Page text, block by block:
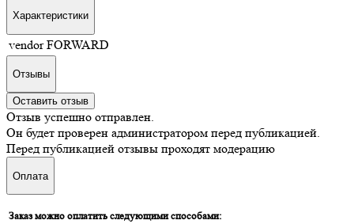
Характеристики
vendor FORWARD
Отзывы
Оставить отзыв
Отзыв успешно отправлен.
Он будет проверен администратором перед публикацией.
Перед публикацией отзывы проходят модерацию
Оплата
Заказ можно оплатить следующими способами: